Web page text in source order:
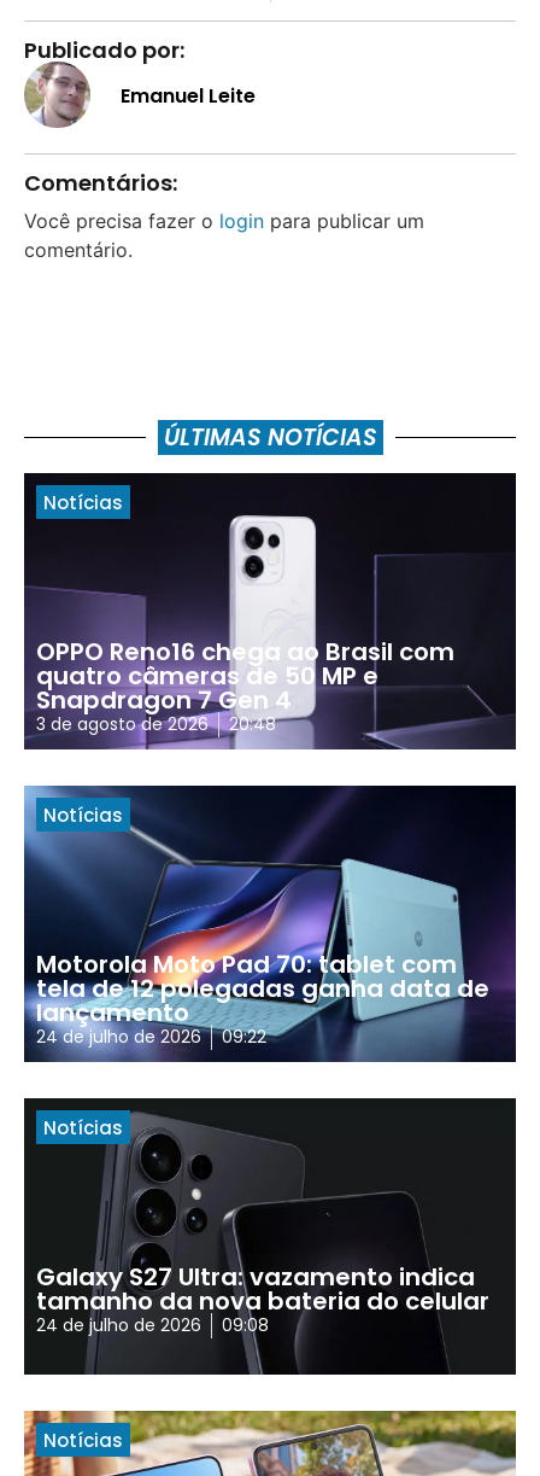
Publicado por:
Emanuel Leite
Comentários:
Você precisa fazer o login para publicar um
comentário.
ÚLTIMAS NOTÍCIAS
Notícias
OPPO Reno16 chega ao Brasil com
quatro câmeras de 50 MP e
Snapdragon 7 Gen 4
3 de agosto de 2026 20:48
Notícias
Motorola Moto Pad 70: tablet com
tela de 12 polegadas ganha data de
lançamento
24 de julho de 2026 09:22
Notícias
Galaxy S27 Ultra: vazamento indica
tamanho da nova bateria do celular
24 de julho de 2026 09:08
Notícias